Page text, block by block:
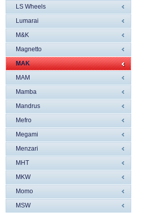
LS Wheels
Lumarai
M&K
Magnetto
MAK
MAM
Mamba
Mandrus
Mefro
Megami
Menzari
MHT
MKW
Momo
MSW